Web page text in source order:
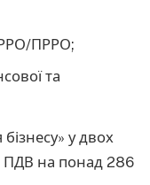
РРО/ПРРО;
та
у двох
ПДВ на понад 286